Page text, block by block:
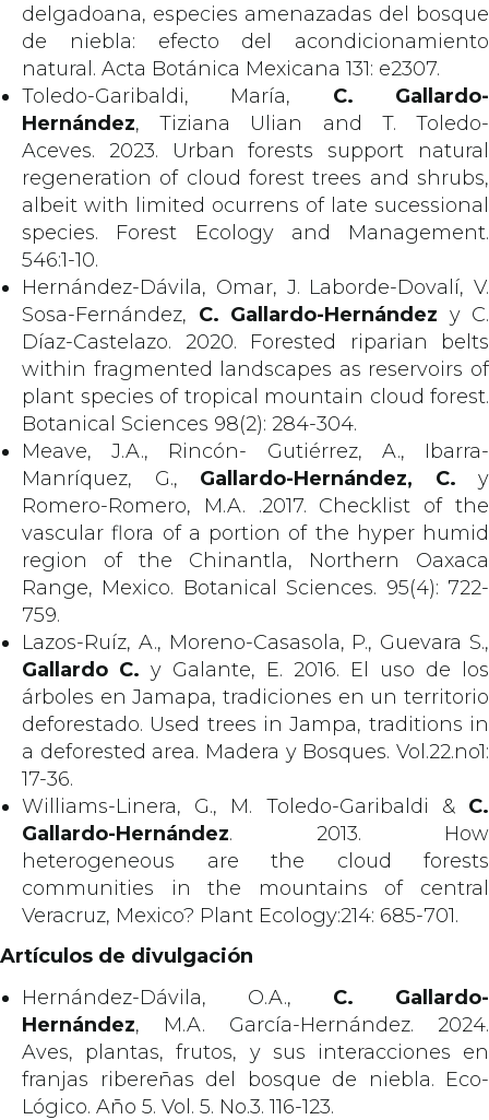
delgadoana, especies amenazadas del bosque
de niebla: efecto del acondicionamiento
natural. Acta Botánica Mexicana 131: e2307.
Toledo-Garibaldi, María, C. Gallardo-
Hernández, Tiziana Ulian and T. Toledo-
Aceves. 2023. Urban forests support natural
regeneration of cloud forest trees and shrubs,
albeit with limited ocurrens of late sucessional
species. Forest Ecology and Management.
546:1-10.
Hernández-Dávila, Omar, J. Laborde-Dovalí, V.
Sosa-Fernández, C. Gallardo-Hernández y C.
Díaz-Castelazo. 2020. Forested riparian belts
within fragmented landscapes as reservoirs of
plant species of tropical mountain cloud forest.
Botanical Sciences 98(2): 284-304.
Meave, J.A., Rincón- Gutiérrez, A., Ibarra-
Manríquez, G., Gallardo-Hernández, C. y
Romero-Romero, M.A. .2017. Checklist of the
vascular flora of a portion of the hyper humid
region of the Chinantla, Northern Oaxaca
Range, Mexico. Botanical Sciences. 95(4): 722-
759.
Lazos-Ruíz, A., Moreno-Casasola, P., Guevara S.,
Gallardo C. y Galante, E. 2016. El uso de los
árboles en Jamapa, tradiciones en un territorio
deforestado. Used trees in Jampa, traditions in
a deforested area. Madera y Bosques. Vol.22.no1:
17-36.
Williams-Linera, G., M. Toledo-Garibaldi & C.
Gallardo-Hernández. 2013. How
heterogeneous are the cloud forests
communities in the mountains of central
Veracruz, Mexico? Plant Ecology:214: 685-701.
Artículos de divulgación
Hernández-Dávila, O.A., C. Gallardo-
Hernández, M.A. García-Hernández. 2024.
Aves, plantas, frutos, y sus interacciones en
franjas ribereñas del bosque de niebla. Eco-
Lógico. Año 5. Vol. 5. No.3. 116-123.